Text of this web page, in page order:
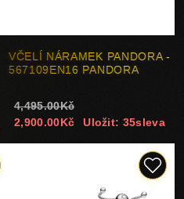
VČELÍ NÁRAMEK PANDORA -
567109EN16 PANDORA
4,495.00Kč
2,900.00Kč
Uložit: 35sleva